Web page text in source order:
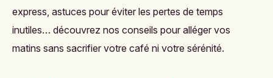
express, astuces pour éviter les pertes de temps
inutiles… découvrez nos conseils pour alléger vos
matins sans sacrifier votre café ni votre sérénité.